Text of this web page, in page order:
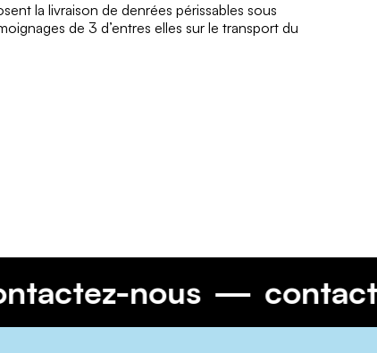
la livraison de denrées périssables sous
de 3 d’entres elles sur le transport du
contactez-nous